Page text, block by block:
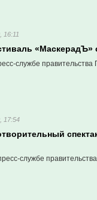
16:11
«МаскерадЪ»
службе правительства
17:54
службе